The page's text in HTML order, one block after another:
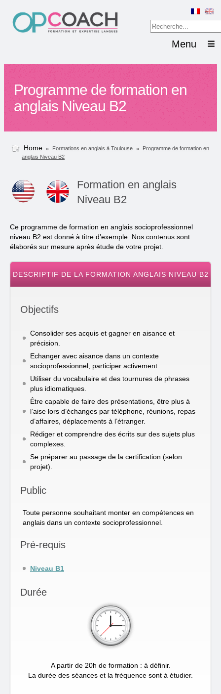
Menu
Programme de formation en
anglais Niveau B2
Home » Formations en anglais à Toulouse »
Programme de formation en
anglais Niveau B2
Formation en anglais
Niveau B2
Ce programme de formation en anglais socioprofessionnel
niveau B2 est donné à titre d’exemple. Nos contenus sont
élaborés sur mesure après étude de votre projet.
DESCRIPTIF DE LA FORMATION ANGLAIS NIVEAU B2
Objectifs
Consolider ses acquis et gagner en aisance et
précision.
Echanger avec aisance dans un contexte
socioprofessionnel, participer activement.
Utiliser du vocabulaire et des tournures de phrases
plus idiomatiques.
Être capable de faire des présentations, être plus à
l’aise lors d’échanges par téléphone, réunions, repas
d’affaires, déplacements à l’étranger.
Rédiger et comprendre des écrits sur des sujets plus
complexes.
Se préparer au passage de la certification (selon
projet).
Public
Toute personne souhaitant monter en compétences en
anglais dans un contexte socioprofessionnel.
Pré-requis
Niveau B1
Durée
A partir de 20h de formation : à définir.
La durée des séances et la fréquence sont à étudier.